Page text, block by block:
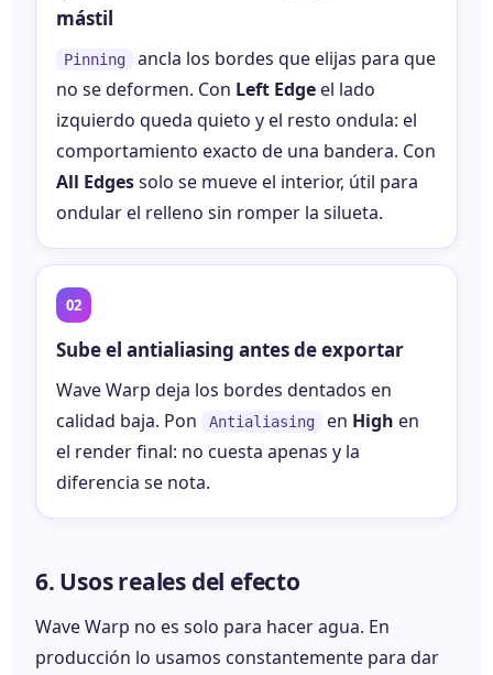
mástil
Pinning
ancla los bordes que elijas para que
no se deformen. Con Left Edge el lado
izquierdo queda quieto y el resto ondula: el
comportamiento exacto de una bandera. Con
All Edgessolo se mueve el interior, útil para
ondular el relleno sin romper la silueta.
Sube el antialiasing antes de exportar
Wave Warp deja los bordes dentados en
calidad baja. Pon
Antialiasing en High en
el render final: no cuesta apenas y la
diferencia se nota.
6. Usos reales del efecto
Wave Warp no es solo para hacer agua. En
producción lo usamos constantemente para dar